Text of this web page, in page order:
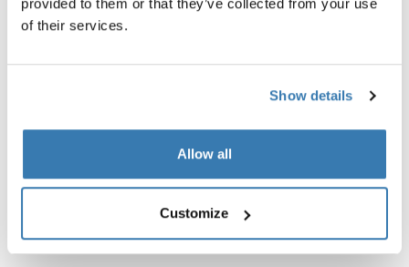
of their services.
Show details
Allow all
Customize
Toggle features
Todas las características
Toggle techspec
Especificaciones técnicas